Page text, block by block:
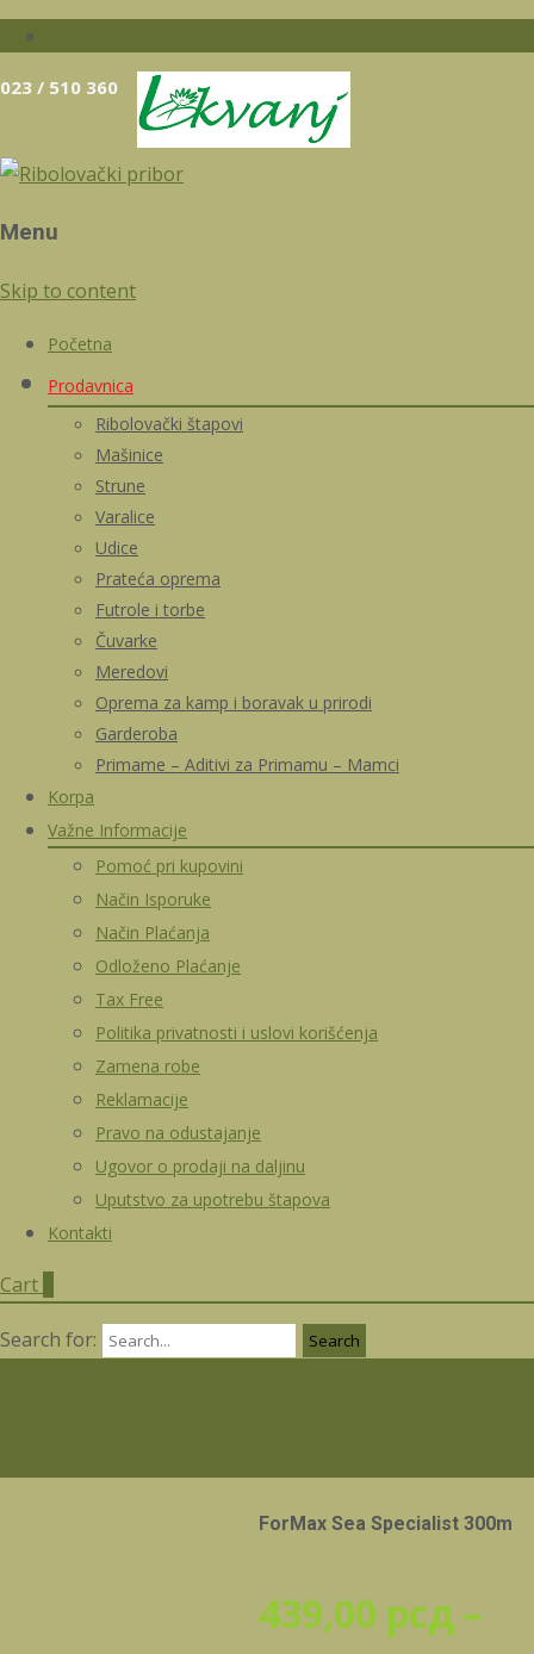
023 / 510 360
Menu
Skip to content
Početna
Prodavnica
Ribolovački štapovi
Mašinice
Strune
Varalice
Udice
Prateća oprema
Futrole i torbe
Čuvarke
Meredovi
Oprema za kamp i boravak u prirodi
Garderoba
Primame – Aditivi za Primamu – Mamci
Korpa
Važne Informacije
Pomoć pri kupovini
Način Isporuke
Način Plaćanja
Odloženo Plaćanje
Tax Free
Politika privatnosti i uslovi korišćenja
Zamena robe
Reklamacije
Pravo na odustajanje
Ugovor o prodaji na daljinu
Uputstvo za upotrebu štapova
Kontakti
Cart
Search for:
ForMax Sea Specialist 300m
439,00 рсд –